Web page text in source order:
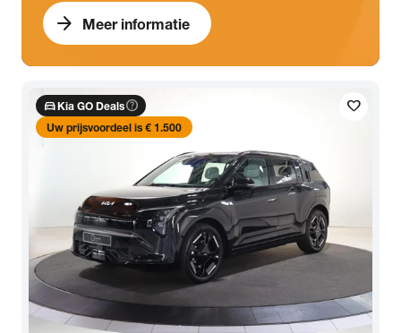
arrow_forward Meer informatie
favorite
directions_carKia GO Dealshelp_outline
Uw prijsvoordeel is € 1.500